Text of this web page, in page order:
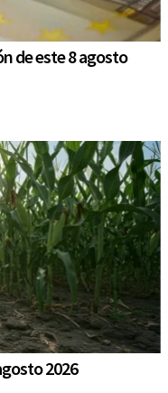
de este 8 agosto
2026